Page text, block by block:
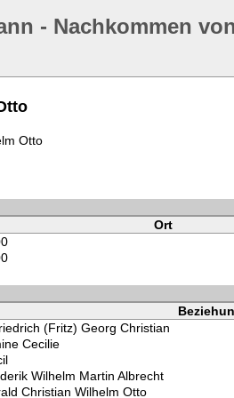
- Nachkommen
Otto
Ort
(Fritz) Georg Christian
Cecilie
Wilhelm Martin Albrecht
Christian Wilhelm Otto